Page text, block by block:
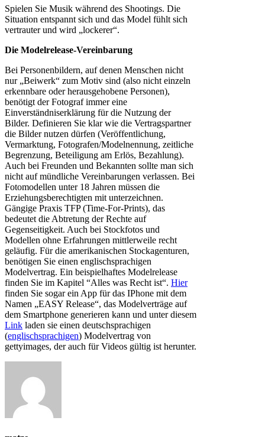
Spielen Sie Musik während des Shootings. Die
Situation entspannt sich und das Model fühlt sich
vertrauter und wird „lockerer“.
Die Modelrelease-Vereinbarung
Bei Personenbildern, auf denen Menschen nicht
nur „Beiwerk“ zum Motiv sind (also nicht einzeln
erkennbare oder herausgehobene Personen),
benötigt der Fotograf immer eine
Einverständniserklärung für die Nutzung der
Bilder. Definieren Sie klar wie die Vertragspartner
die Bilder nutzen dürfen (Veröffentlichung,
Vermarktung, Fotografen/Modelnennung, zeitliche
Begrenzung, Beteiligung am Erlös, Bezahlung).
Auch bei Freunden und Bekannten sollte man sich
nicht auf mündliche Vereinbarungen verlassen. Bei
Fotomodellen unter 18 Jahren müssen die
Erziehungsberechtigten mit unterzeichnen.
Gängige Praxis TFP (Time-For-Prints), das
bedeutet die Abtretung der Rechte auf
Gegenseitigkeit. Auch bei Stockfotos und
Modellen ohne Erfahrungen mittlerweile recht
geläufig. Für die amerikanischen Stockagenturen,
benötigen Sie einen englischsprachigen
Modelvertrag. Ein beispielhaftes Modelrelease
finden Sie im Kapitel “Alles was Recht ist“. Hier
finden Sie sogar ein App für das IPhone mit dem
Namen „EASY Release“, das Modelverträge auf
dem Smartphone generieren kann und unter diesem
Link laden sie einen deutschsprachigen
(englischsprachigen) Modelvertrag von
gettyimages, der auch für Videos gültig ist herunter.